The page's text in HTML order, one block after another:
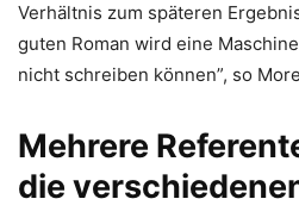
Verhältnis zum späteren
guten Roman wird eine
nicht schreiben können”, so
Mehrere
die